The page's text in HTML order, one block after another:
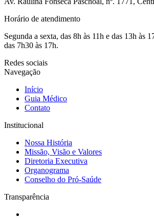
Horário de atendimento
Segunda a sexta, das 8h às 11h e das 13h às
das 7h30 às 17h.
Redes sociais
Navegação
Início
Guia Médico
Contato
Institucional
Nossa História
Missão, Visão e Valores
Diretoria Executiva
Organograma
Conselho do Pró-Saúde
Transparência